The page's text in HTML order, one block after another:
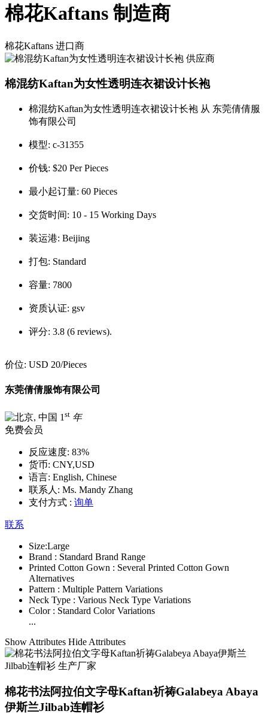
棉花Kaftans 制造商
棉花Kaftans 进口商
棉混纺Kaftan为女性透明连衣裙设计长袍
棉混纺Kaftan为女性透明连衣裙设计长袍 从 东莞倩倩服
饰有限公司
模型: c-31355
价钱: $20 Per Pieces
最小起订量: 60 Pieces
交货时间: 10 - 15 Working Days
装运港: Beijing
打包: Standard
容量: 7800
资质认证: gsv
评分: 3.8 (6 reviews).
价位: USD 20/Pieces
东莞倩倩服饰有限公司
1 st 年
免费会员
反应速度: 83%
货币: CNY,USD
语言: English, Chinese
联系人: Ms. Mandy Zhang
支付方式 : 询单
联系
Size:Large
Brand : Standard Brand Range
Printed Cotton Gown : Several Printed Cotton Gown
Alternatives
Pattern : Multiple Pattern Variations
Neck Type : Various Neck Type Variations
Color : Standard Color Variations
...
Show Attributes Hide Attributes
棉花书法阿拉伯文字母Kaftan祈祷Galabeya Abaya
伊斯兰Jilbab连帽衫